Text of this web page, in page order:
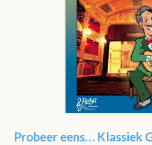
Probeer eens… Klassiek